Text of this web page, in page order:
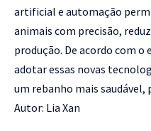
artificial e automação
animais com precisão,
produção. De acordo com
adotar essas novas
um rebanho mais
Autor: Lia Xan